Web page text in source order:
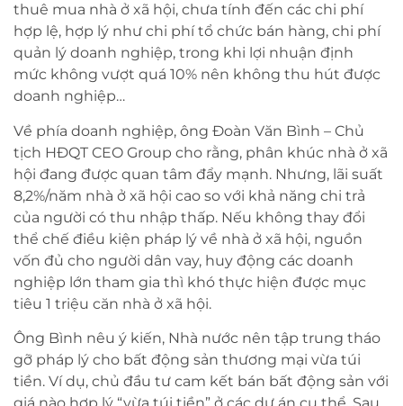
thuê mua nhà ở xã hội, chưa tính đến các chi phí
hợp lệ, hợp lý như chi phí tổ chức bán hàng, chi phí
quản lý doanh nghiệp, trong khi lợi nhuận định
mức không vượt quá 10% nên không thu hút được
doanh nghiệp…
Về phía doanh nghiệp, ông Đoàn Văn Bình – Chủ
tịch HĐQT CEO Group cho rằng, phân khúc nhà ở xã
hội đang được quan tâm đẩy mạnh. Nhưng, lãi suất
8,2%/năm nhà ở xã hội cao so với khả năng chi trả
của người có thu nhập thấp. Nếu không thay đổi
thể chế điều kiện pháp lý về nhà ở xã hội, nguồn
vốn đủ cho người dân vay, huy động các doanh
nghiệp lớn tham gia thì khó thực hiện được mục
tiêu 1 triệu căn nhà ở xã hội.
Ông Bình nêu ý kiến, Nhà nước nên tập trung tháo
gỡ pháp lý cho bất động sản thương mại vừa túi
tiền. Ví dụ, chủ đầu tư cam kết bán bất động sản với